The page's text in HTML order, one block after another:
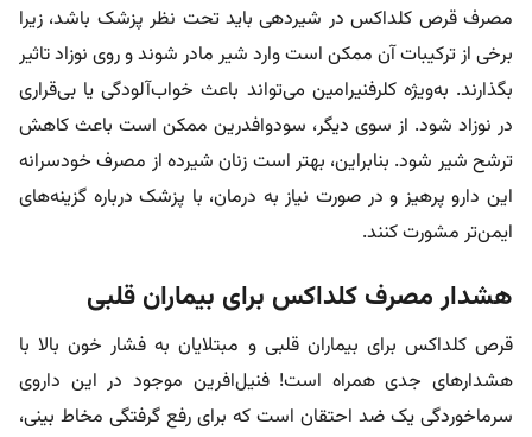
مصرف قرص کلداکس در شیردهی باید تحت نظر پزشک باشد، زیرا
برخی از ترکیبات آن ممکن است وارد شیر مادر شوند و روی نوزاد تاثیر
بگذارند. به‌ویژه کلرفنیرامین می‌تواند باعث خواب‌آلودگی یا بی‌قراری
در نوزاد شود. از سوی دیگر، سودوافدرین ممکن است باعث کاهش
ترشح شیر شود. بنابراین، بهتر است زنان شیرده از مصرف خودسرانه
این دارو پرهیز و در صورت نیاز به درمان، با پزشک درباره گزینه‌های
ایمن‌تر مشورت کنند.
هشدار مصرف کلداکس برای بیماران قلبی
قرص کلداکس برای بیماران قلبی و مبتلایان به فشار خون بالا با
هشدارهای جدی همراه است! فنیل‌افرین موجود در این داروی
سرماخوردگی یک ضد احتقان است که برای رفع گرفتگی مخاط بینی،